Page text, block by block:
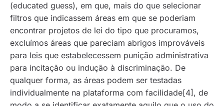
(educated guess), em que, mais do que selecionar
filtros que indicassem áreas em que se poderiam
encontrar projetos de lei do tipo que procuramos,
excluímos áreas que pareciam abrigos improváveis
para leis que estabelecessem punição administrativa
para incitação ou indução à discriminação. De
qualquer forma, as áreas podem ser testadas
individualmente na plataforma com facilidade[4], de